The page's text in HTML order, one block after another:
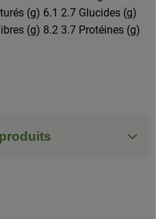
(g) 6.1 2.7 Glucides (g)
(g) 8.2 3.7 Protéines (g)